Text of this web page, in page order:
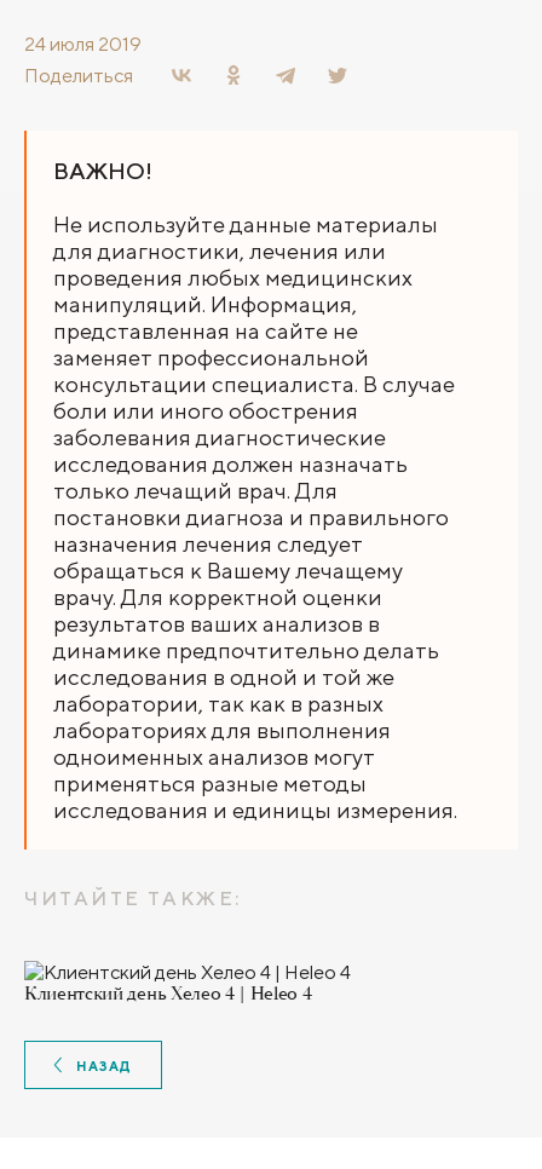
24 июля 2019
Поделиться
ВАЖНО!
Не используйте данные материалы
для диагностики, лечения или
проведения любых медицинских
манипуляций. Информация,
представленная на сайте не
заменяет профессиональной
консультации специалиста. В случае
боли или иного обострения
заболевания диагностические
исследования должен назначать
только лечащий врач. Для
постановки диагноза и правильного
назначения лечения следует
обращаться к Вашему лечащему
врачу. Для корректной оценки
результатов ваших анализов в
динамике предпочтительно делать
исследования в одной и той же
лаборатории, так как в разных
лабораториях для выполнения
одноименных анализов могут
применяться разные методы
исследования и единицы измерения.
ЧИТАЙТЕ ТАКЖЕ:
Клиентский день Хелео 4 | Heleo 4
НАЗАД